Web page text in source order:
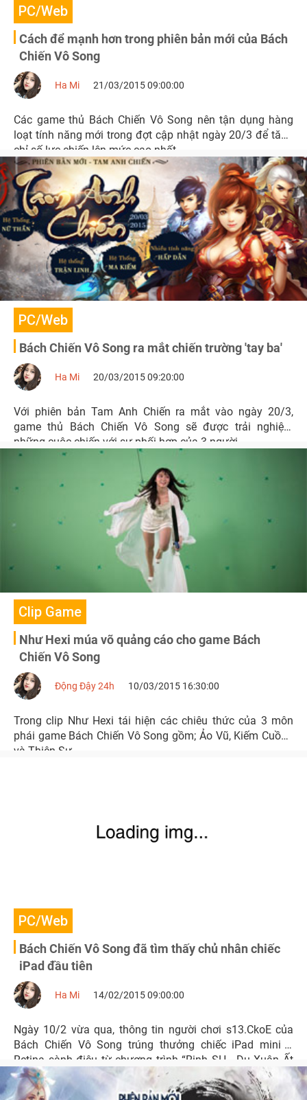
PC/Web
Cách để mạnh hơn trong phiên bản mới của Bách
Chiến Vô Song
Ha Mi 21/03/2015 09:00:00
Các game thủ Bách Chiến Vô Song nên tận dụng hàng
loạt tính năng mới trong đợt cập nhật ngày 20/3 để tăng
chỉ số lực chiến lên mức cao nhất.
PC/Web
Bách Chiến Vô Song ra mắt chiến trường 'tay ba'
Ha Mi 20/03/2015 09:20:00
Với phiên bản Tam Anh Chiến ra mắt vào ngày 20/3,
game thủ Bách Chiến Vô Song sẽ được trải nghiệm
những cuộc chiến với sự phối hợp của 3 người.
Clip Game
Như Hexi múa võ quảng cáo cho game Bách
Chiến Vô Song
Động Đậy 24h 10/03/2015 16:30:00
Trong clip Như Hexi tái hiện các chiêu thức của 3 môn
phái game Bách Chiến Vô Song gồm; Ảo Vũ, Kiếm Cuồng
và Thiên Sư.
PC/Web
Bách Chiến Vô Song đã tìm thấy chủ nhân chiếc
iPad đầu tiên
Ha Mi 14/02/2015 09:00:00
Ngày 10/2 vừa qua, thông tin người chơi s13.CkoE của
Bách Chiến Vô Song trúng thưởng chiếc iPad mini 3
Retina sành điệu từ chương trình “Rinh SH - Du Xuân Ất
Mùi” đã tăng thêm sự hào hứng cho cộng đồng game
thủ.